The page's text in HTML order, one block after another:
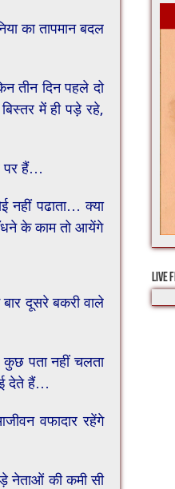
का तापमान बदल
तीन दिन पहले दो
में ही पड़े रहे,
पर हैं…
नहीं पढाता… क्या
के काम तो आयेंगे
दूसरे बकरी वाले
पता नहीं चलता
देते हैं…
वफादार रहेंगे
नेताओं की कमी सी
LIVE